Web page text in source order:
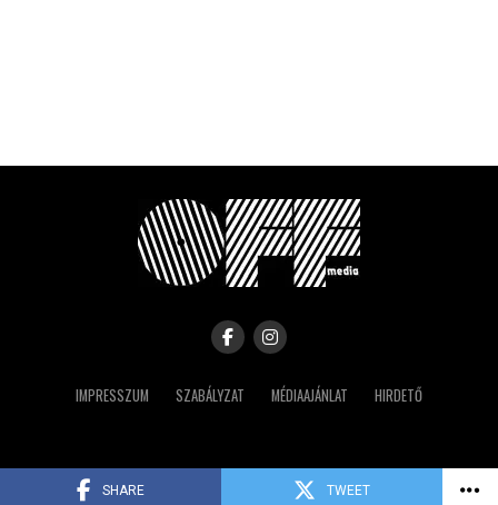
SHARE TWEET
IMPRESSZUM SZABÁLYZAT MÉDIAAJÁNLAT HIRDETŐ
Copyright © 2023 IRK